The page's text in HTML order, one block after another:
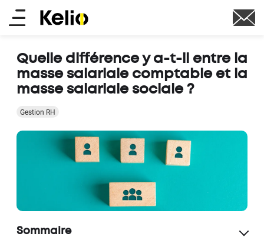
Aller
auMain
Quelle différence y a-t-il entre la
masse salariale comptable et la
masse salariale sociale ?
Gestion RH
Sommaire